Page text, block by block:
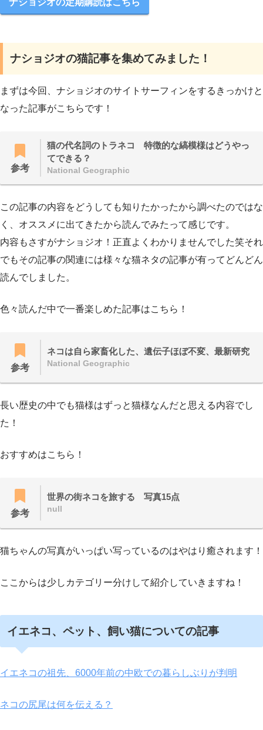
ナショジオの猫記事を集めてみました！
まずは今回、ナショジオのサイトサーフィンをするきっかけと
なった記事がこちらです！
参考
猫の代名詞のトラネコ 特徴的な縞模様はどうやっ
てできる？
National Geographic
この記事の内容をどうしても知りたかったから調べたのではな
く、オススメに出てきたから読んでみたって感じです。
内容もさすがナショジオ！正直よくわかりませんでした笑それ
でもその記事の関連には様々な猫ネタの記事が有ってどんどん
読んでしました。
色々読んだ中で一番楽しめた記事はこちら！
参考
ネコは自ら家畜化した、遺伝子ほぼ不変、最新研究
National Geographic
長い歴史の中でも猫様はずっと猫様なんだと思える内容でし
た！
おすすめはこちら！
参考
世界の街ネコを旅する 写真15点
null
猫ちゃんの写真がいっぱい写っているのはやはり癒されます！
ここからは少しカテゴリー分けして紹介していきますね！
イエネコ、ペット、飼い猫についての記事
イエネコの祖先、6000年前の中欧での暮らしぶりが判明
ネコの尻尾は何を伝える？